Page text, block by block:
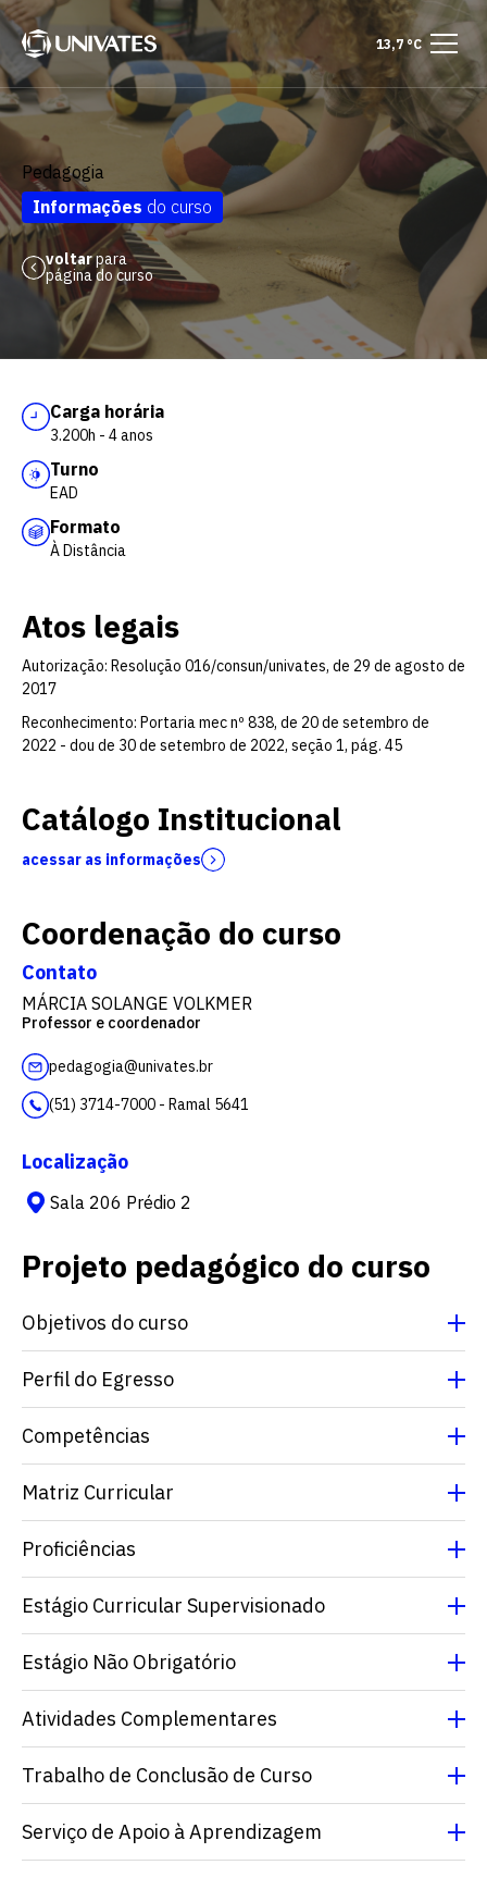
13,7 °C
Pedagogia
Informações do curso
voltarpara
página do curso
Carga horária
3.200h - 4 anos
Turno
EAD
Formato
À Distância
Atos legais
Autorização: Resolução 016/consun/univates, de 29 de agosto de
2017
Reconhecimento: Portaria mec nº 838, de 20 de setembro de
2022 - dou de 30 de setembro de 2022, seção 1, pág. 45
Catálogo Institucional
acessar as informações
Coordenação do curso
Contato
MÁRCIA SOLANGE VOLKMER
Professor e coordenador
pedagogia@univates.br
(51) 3714-7000 - Ramal 5641
Localização
Sala 206 Prédio 2
Projeto pedagógico do curso
Objetivos do curso
Perfil do Egresso
Competências
Matriz Curricular
Proficiências
Estágio Curricular Supervisionado
Estágio Não Obrigatório
Atividades Complementares
Trabalho de Conclusão de Curso
Serviço de Apoio à Aprendizagem
Escolha a vaga que você
quer concorrer:
vagas para início de curso